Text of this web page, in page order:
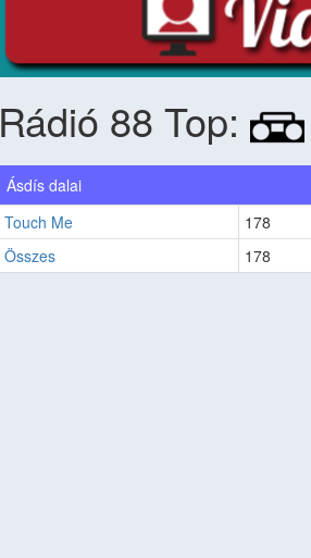
Rádió 88 Top:
Ásdís dalai
Touch Me
178
Összes
178